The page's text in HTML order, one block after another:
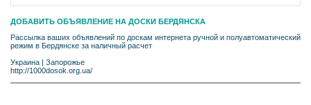
ДОБАВИТЬ ОБЪЯВЛЕНИЕ НА ДОСКИ БЕРДЯНСКА
Рассылка ваших объявлений по доскам интернета ручной и полуавтоматический
режим в Бердянске за наличный расчет
Украина | Запорожье
http://1000dosok.org.ua/